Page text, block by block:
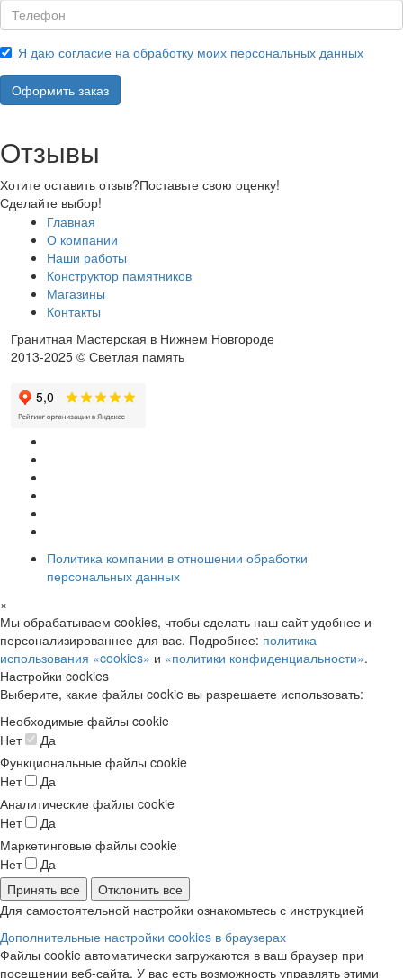
Я даю согласие на обработку моих персональных данных
Оформить заказ
Отзывы
Хотите оставить отзыв?Поставьте свою оценку!
Сделайте выбор!
Главная
О компании
Наши работы
Конструктор памятников
Магазины
Контакты
Гранитная Мастерская в Нижнем Новгороде
2013-2025 © Светлая память
Политика компании в отношении обработки
персональных данных
×
Мы обрабатываем cookies, чтобы сделать наш сайт удобнее и
персонализированнее для вас. Подробнее: политика
использования «cookies» и «политики конфиденциальности».
Настройки cookies
Выберите, какие файлы cookie вы разрешаете использовать:
Необходимые файлы cookie
Нет
Да
Функциональные файлы cookie
Нет
Да
Аналитические файлы cookie
Нет
Да
Маркетинговые файлы cookie
Нет
Да
Принять все
Отклонить все
Для самостоятельной настройки ознакомьтесь с инструкцией
Дополнительные настройки cookies в браузерах
Файлы cookie автоматически загружаются в ваш браузер при
посещении веб-сайта. У вас есть возможность управлять этими